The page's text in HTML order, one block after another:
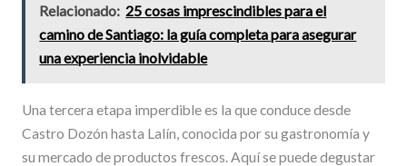
Relacionado: 25 cosas imprescindibles para el
camino de Santiago: la guía completa para asegurar
una experiencia inolvidable
Una tercera etapa imperdible es la que conduce desde
Castro Dozón hasta Lalín, conocida por su gastronomía y
su mercado de productos frescos. Aquí se puede degustar